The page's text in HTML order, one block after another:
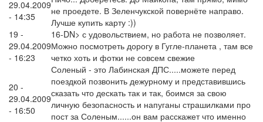
29.04.2009
- 14:35
не проедете. В Зеленчукской повернёте направо.
Лучше купить карту :))
19 -
29.04.2009
- 16:23
16-DN> с удовольствием, но работа не позволяет.
Можно посмотреть дорогу в Гугле-планета , там все
четко хоть и фотки не совсем свежие
20 -
29.04.2009
- 16:50
Соленый - это Лабинская ДПС.....можете перед
поездкой позвонить дежурному и представившись
сказать что дескать так и так, боимся за свою
личную безопасность и напуганы страшилками про
пост за Соленым......он вам расскажет что именно